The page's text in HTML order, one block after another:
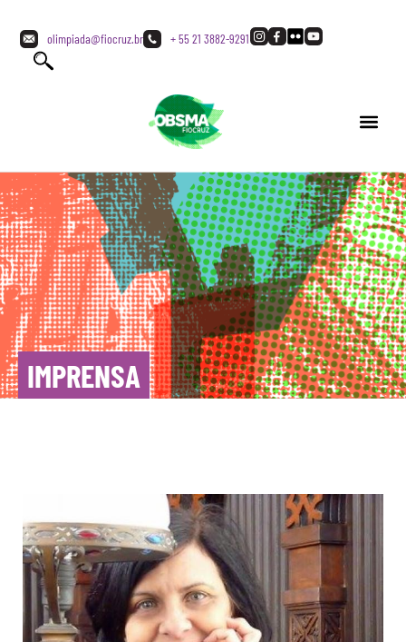
olimpiada@fiocruz.br + 55 21 3882-9291
IMPRENSA